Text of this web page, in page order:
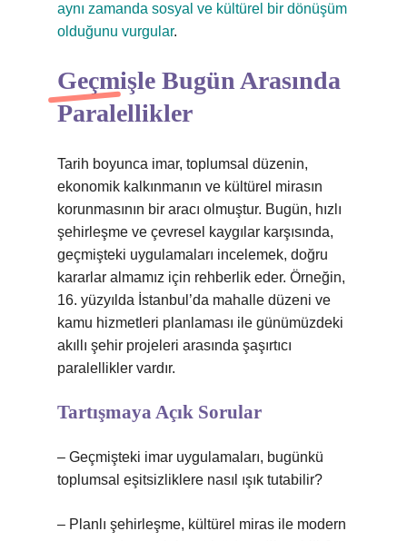
aynı zamanda sosyal ve kültürel bir dönüşüm
olduğunu vurgular.
Geçmişle Bugün Arasında
Paralellikler
Tarih boyunca imar, toplumsal düzenin,
ekonomik kalkınmanın ve kültürel mirasın
korunmasının bir aracı olmuştur. Bugün, hızlı
şehirleşme ve çevresel kaygılar karşısında,
geçmişteki uygulamaları incelemek, doğru
kararlar almamız için rehberlik eder. Örneğin,
16. yüzyılda İstanbul’da mahalle düzeni ve
kamu hizmetleri planlaması ile günümüzdeki
akıllı şehir projeleri arasında şaşırtıcı
paralellikler vardır.
Tartışmaya Açık Sorular
– Geçmişteki imar uygulamaları, bugünkü
toplumsal eşitsizliklere nasıl ışık tutabilir?
– Planlı şehirleşme, kültürel miras ile modern